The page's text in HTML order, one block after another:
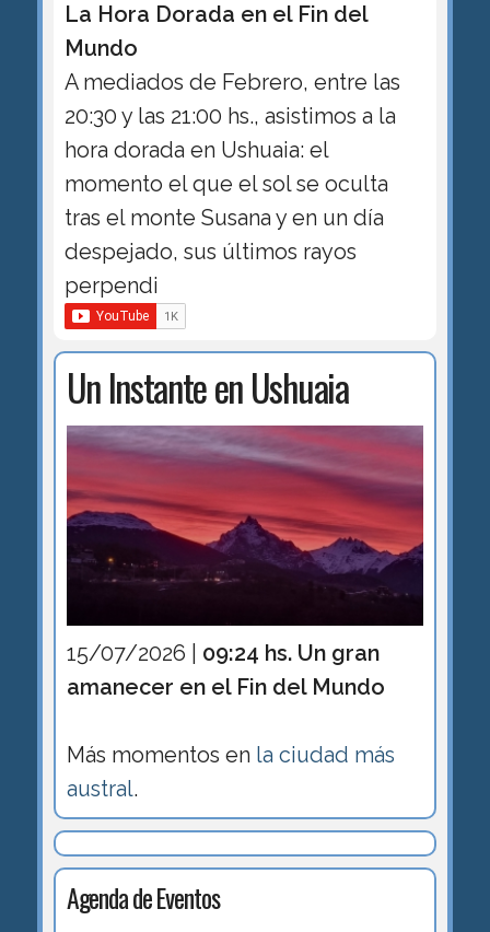
La Hora Dorada en el Fin del
Mundo
A mediados de Febrero, entre las
20:30 y las 21:00 hs., asistimos a la
hora dorada en Ushuaia: el
momento el que el sol se oculta
tras el monte Susana y en un día
despejado, sus últimos rayos
perpendi
Un Instante en Ushuaia
15/07/2026 | 09:24 hs. Un gran
amanecer en el Fin del Mundo
Más momentos en la ciudad más
austral.
Agenda de Eventos